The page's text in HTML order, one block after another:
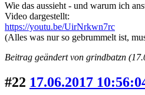
Wie das aussieht - und warum ich
Video dargestellt:
https://youtu.be/UirNrkwn7rc
(Alles was nur so gebrummelt ist,
Beitrag geändert von grindbatzn
#22 17.06.2017